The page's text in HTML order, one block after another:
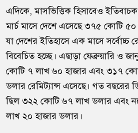
এদিকে, মাসভিত্তিক হিসাবেও
মার্চ মাসে দেশে এসেছে ৩৭৫ কোটি
যা দেশের ইতিহাসে এক মাসে সর্বোচ্চ
বিবেচিত হচ্ছে। এছাড়া ফেব্রুয়ারি ও
কোটি ৭ লাখ ৬০ হাজার এবং ৩১৭
ডলার রেমিট্যান্স এসেছে। গত বছরের
ছিল ৩২২ কোটি ৬৭ লাখ ডলার এবং
লাখ ২০ হাজার ডলার।